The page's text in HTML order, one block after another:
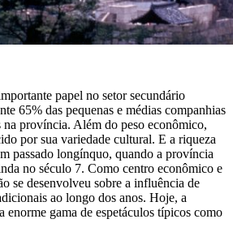
papel no setor secundário
65% das pequenas e médias companhias
na província. Além do peso econômico,
por sua variedade cultural. E a riqueza
passado longínquo, quando a província
no século 7. Como centro econômico e
se desenvolveu sobre a influência de
ao longo dos anos. Hoje, a
enorme gama de espetáculos típicos como